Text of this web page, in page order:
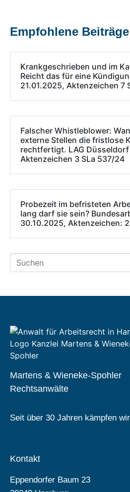
Empfohlene Beiträge
Krankgeschrieben und im
Reicht das für eine
21.01.2025, Aktenzeichen 7
Falscher Whistleblower:
externe Stellen die fristlose
rechtfertigt. LAG
Aktenzeichen 3 SLa 537/24
Probezeit im befristeten
lang darf sie sein?
30.10.2025, Aktenzeichen:
Martens & Wieneke-Spohler
Rechtsanwälte
Seit über 30 Jahren kämpfen
Kontakt
Eppendorfer Baum 23